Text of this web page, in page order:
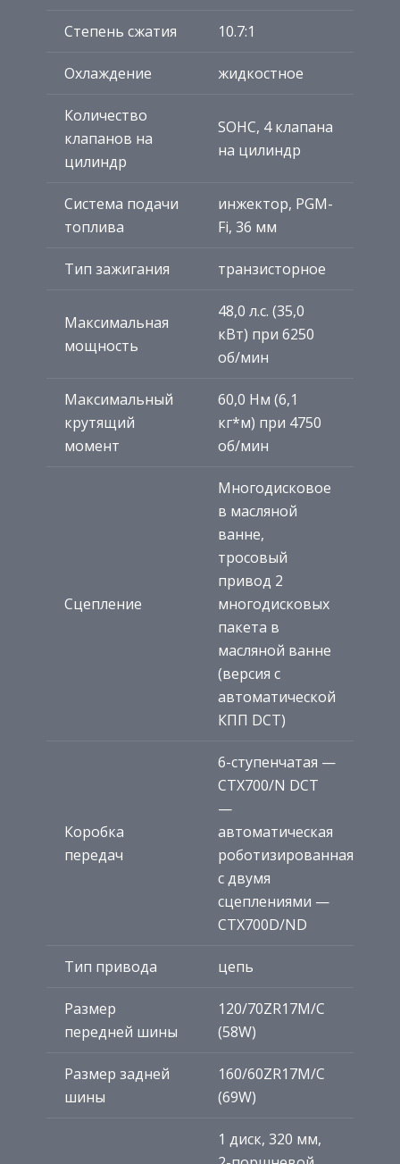
Степень сжатия 10.7:1
Охлаждение жидкостное
Количество
клапанов на
цилиндр
SOHC, 4 клапана
на цилиндр
Система подачи
топлива
инжектор, PGM-
Fi, 36 мм
Тип зажигания транзисторное
Максимальная
мощность
48,0 л.с. (35,0
кВт) при 6250
об/мин
Максимальный
крутящий
момент
60,0 Нм (6,1
кг*м) при 4750
об/мин
Сцепление
Многодисковое
в масляной
ванне,
тросовый
привод 2
многодисковых
пакета в
масляной ванне
(версия с
автоматической
КПП DCT)
Коробка
передач
6-ступенчатая —
CTX700/N DCT
—
автоматическая
роботизированная
с двумя
сцеплениями —
CTX700D/ND
Тип привода цепь
Размер
передней шины
120/70ZR17M/C
(58W)
Размер задней
шины
160/60ZR17M/C
(69W)
1 диск, 320 мм,